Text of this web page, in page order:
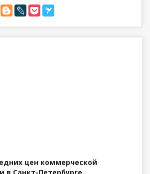
цен коммерческой
в Санкт-Петербурге